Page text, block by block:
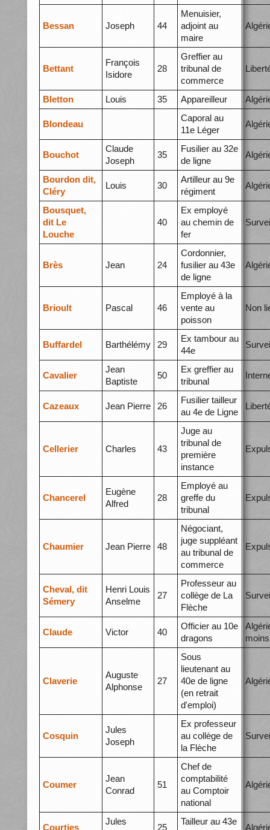
Bessan Joseph 44
Menuisier,
adjoint au
maire
Bettant
François
Isidore
28
Greffier au
tribunal de
commerce
Bletton Louis 35 Appareilleur
Blondeau
Caporal au
11e Léger
Bouchot
Claude
Joseph
35
Fusilier au 32e
de ligne
Bourdon dit,
Cléry
Louis 30
Artilleur au 9e
régiment
Bousquet,
dit Le
Louche
40
Ex employé
au chemin de
fer
Brès Jean 24
Cordonnier,
fusilier au 43e
de ligne
Brioult Pascal 46
Employé à la
vente au
poisson
Non
Buffardel Barthélémy 29
Ex tambour au
44e
Cavalier
Jean
Baptiste
50
Ex greffier au
tribunal
Cazeaux Jean Pierre 26
Fusilier tailleur
au 4e de Ligne
Cellerier Charles 43
Juge au
tribunal de
première
instance
Chancerel
Eugène
Alfred
28
Employé au
greffe du
tribunal
Chaumier Jean Pierre 48
Négociant,
juge suppléant
au tribunal de
commerce
Cheval, dit
Sémery
Henri Louis
Anselme
27
Professeur au
collège de La
Flèche
Claude Victor 40
Officier au 10e
dragons
moins
Claverie
Auguste
Alphonse
27
Sous
lieutenant au
40e de ligne
(en retrait
d'emploi)
Cosquin
Jules
Joseph
Ex professeur
au collège de
la Flèche
Coumer
Jean
Conrad
51
Chef de
comptabilité
au Comptoir
national
Courties
Jules
25
Tailleur au 43e